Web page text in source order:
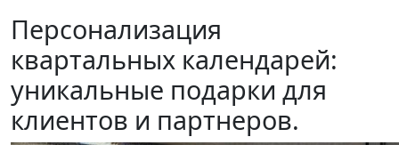
Персонализация
квартальных календарей:
уникальные подарки для
клиентов и партнеров.